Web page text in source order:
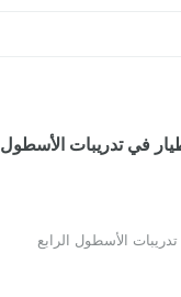
في تدريبات الأسطول
الأسطول الرابع